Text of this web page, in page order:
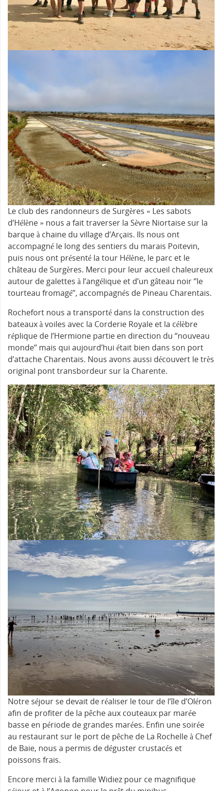
Le club des randonneurs de Surgères « Les sabots
d’Hélène » nous a fait traverser la Sèvre Niortaise sur la
barque à chaine du village d’Arçais. Ils nous ont
accompagné le long des sentiers du marais Poitevin,
puis nous ont présenté la tour Hélène, le parc et le
château de Surgères. Merci pour leur accueil chaleureux
autour de galettes à l’angélique et d’un gâteau noir ‘’le
tourteau fromagé’’, accompagnés de Pineau Charentais.
Rochefort nous a transporté dans la construction des
bateaux à voiles avec la Corderie Royale et la célèbre
réplique de l’Hermione partie en direction du ‘’nouveau
monde’’ mais qui aujourd’hui était bien dans son port
d’attache Charentais. Nous avons aussi découvert le très
original pont transbordeur sur la Charente.
Notre séjour se devait de réaliser le tour de l’île d’Oléron
afin de profiter de la pêche aux couteaux par marée
basse en période de grandes marées. Enfin une soirée
au restaurant sur le port de pêche de La Rochelle à Chef
de Baie, nous a permis de déguster crustacés et
poissons frais.
Encore merci à la famille Widiez pour ce magnifique